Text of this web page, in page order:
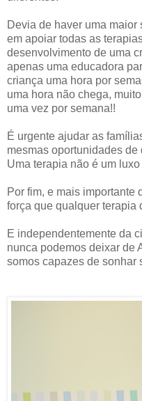
Devia de haver uma
em apoiar todas as
desenvolvimento de uma
apenas uma educadora
criança uma hora por
uma hora não chega,
uma vez por semana!!
É urgente ajudar as
mesmas oportunidades
Uma terapia não é um
Por fim, e mais importante
força que qualquer terapia
E independentemente da
nunca podemos deixar de
somos capazes de sonhar